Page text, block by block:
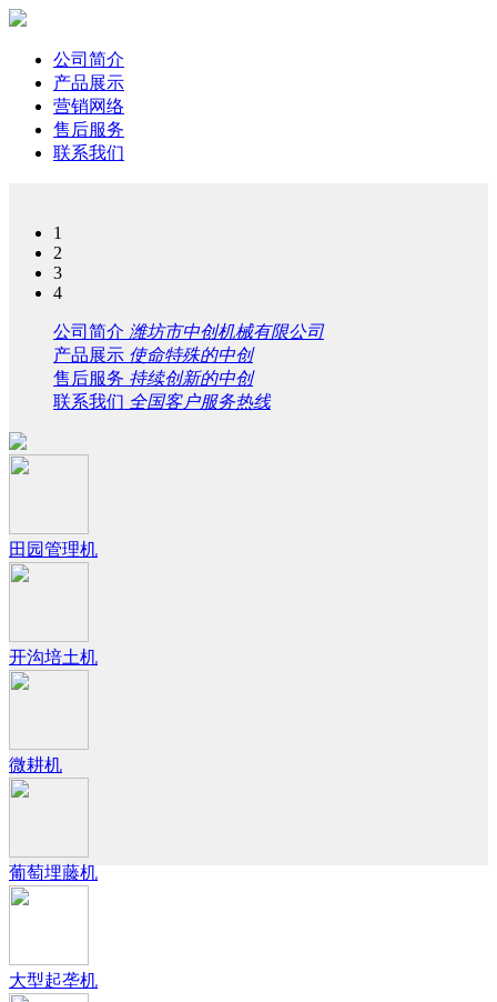
公司简介
产品展示
营销网络
售后服务
联系我们
1
2
3
4
公司简介 潍坊市中创机械有限公司
产品展示 使命特殊的中创
售后服务 持续创新的中创
联系我们 全国客户服务热线
田园管理机
开沟培土机
微耕机
葡萄埋藤机
大型起垄机